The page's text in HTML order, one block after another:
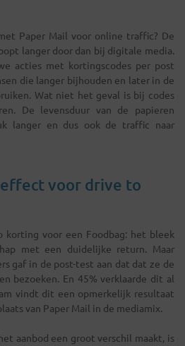
Paper Mail voor online traffic? De
langer door dan bij digitale media.
acties met kortingscodes per post
die langer bijhouden en later in de
Wat niet het geval is bij codes
De levensduur van de papieren
langer en dus ook de traffic naar
voor drive to
korting voor een Foodbag: het bleek
met een duidelijke return. Maar
gaf in de post-test aan dat dat ze de
bezoeken. En 45% verklaarde dit al
vindt dit een opmerkelijk resultaat
van Paper Mail in de mediamix.
aanbod een groot verschil maakt, is